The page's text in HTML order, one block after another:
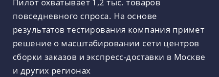
повседневного спроса. На основе
результатов тестирования компания примет
решение о масштабировании сети центров
сборки заказов и экспресс-доставки в Москве
и других регионах